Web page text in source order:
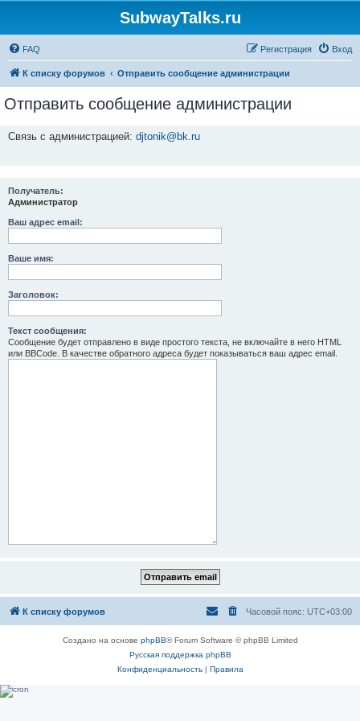
SubwayTalks.ru
FAQ Вход
Регистрация
К списку форумов Отправить сообщение администрации
Отправить сообщение администрации
Связь с администрацией: djtonik@bk.ru
Получатель:
Администратор
Ваш адрес email:
Ваше имя:
Заголовок:
Текст сообщения:
Сообщение будет отправлено в виде простого текста, не включайте в него HTML
или BBCode. В качестве обратного адреса будет показываться ваш адрес email.
К списку форумов Часовой пояс: UTC+03:00
Создано на основе phpBB® Forum Software © phpBB Limited
Русская поддержка phpBB
Конфиденциальность| Правила